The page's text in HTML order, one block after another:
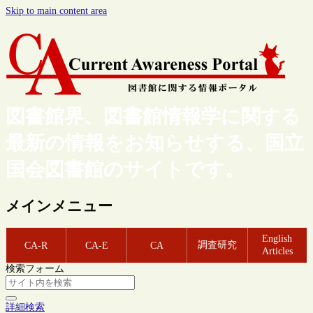
Skip to main content area
図書館界、図書館情報学に関する
最新の情報をお知らせする、国立
国会図書館のサイトです。
メインメニュー
CA-R CA-E CA 調査研究
English
Articles
検索フォーム
詳細検索